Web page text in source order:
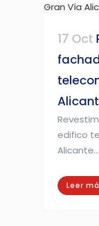
17 Oct
edifico
Alicante...
Leer